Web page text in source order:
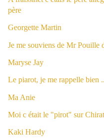
père
Georgette Martin
Je me souviens de Mr Pouille
Maryse Jay
Le piarot, je me rappelle bien
Ma Anie
Moi c était le "pirot" sur
Kaki Hardy